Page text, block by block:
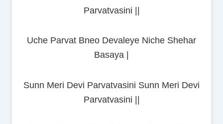
Parvatvasini ||
Uche Parvat Bneo Devaleye Niche Shehar
Basaya |
Sunn Meri Devi Parvatvasini Sunn Meri Devi
Parvatvasini ||